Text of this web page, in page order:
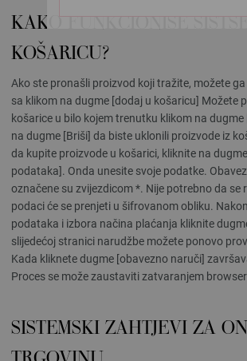
KAKO FUNKCIONIŠE
KOŠARICU?
Ako ste pronašli proizvod koji tražite, možete
sa klikom na dugme [dodaj u košaricu] Možete
košarice u bilo kojem trenutku klikom na
na dugme [Briši] da biste uklonili proizvode iz
da kupite proizvode u košarici, kliknite na
podataka]. Onda unesite svoje podatke.
označene su zvijezdicom *. Nije potrebno da se
podaci će se prenjeti u šifrovanom obliku.
podataka i izbora načina plaćanja kliknite
slijedećoj stranici narudžbe možete ponovo
Kada kliknete dugme [obavezno naruči]
Proces se može zaustaviti zatvaranjem
SISTEMSKI ZAHTJEVI ZA